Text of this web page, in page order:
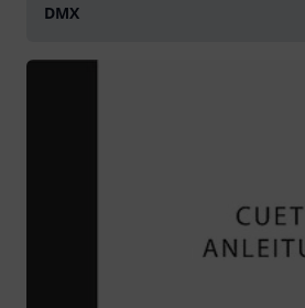
DMX